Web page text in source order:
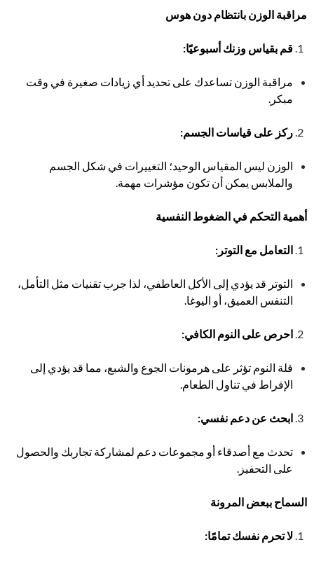
مراقبة الوزن بانتظام دون هوس
قم بقياس وزنك أسبوعيًا:
مراقبة الوزن تساعدك على تحديد أي زيادات صغيرة في وقت
مبكر.
ركز على قياسات الجسم:
الوزن ليس المقياس الوحيد؛ التغييرات في شكل الجسم
والملابس يمكن أن تكون مؤشرات مهمة.
أهمية التحكم في الضغوط النفسية
التعامل مع التوتر :
التوتر قد يؤدي إلى الأكل العاطفي، لذا جرب تقنيات مثل التأمل،
التنفس العميق، أو اليوغا.
احرص على النوم الكافي:
قلة النوم تؤثر على هرمونات الجوع والشبع، مما قد يؤدي إلى
الإفراط في تناول الطعام.
ابحث عن دعم نفسي:
تحدث مع أصدقاء أو مجموعات دعم لمشاركة تجاربك والحصول
على التحفيز.
السماح ببعض المرونة
لا تحرم نفسك تمامًا: